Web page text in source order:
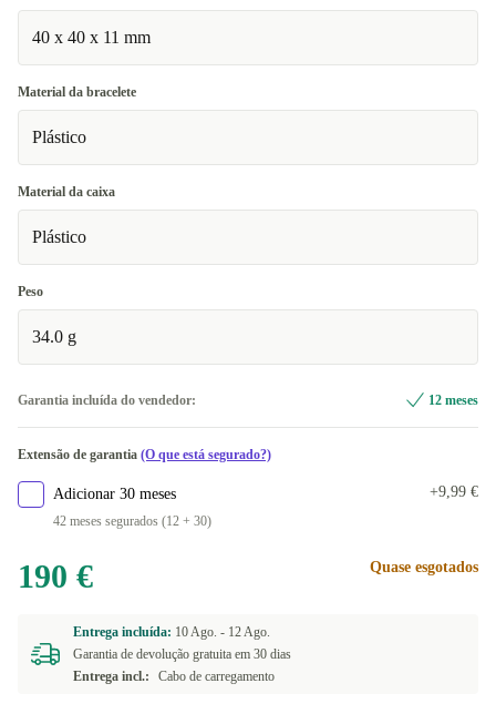
40 x 40 x 11 mm
Material da bracelete
Plástico
Material da caixa
Plástico
Peso
34.0 g
Garantia incluída do vendedor: 12 meses
Extensão de garantia (O que está segurado?)
Adicionar 30 meses
42 meses segurados (12 + 30)
+9,99 €
190 € Quase esgotados
Entrega incluída: 10 Ago. - 12 Ago.
Garantia de devolução gratuita em 30 dias
Entrega incl.:
Cabo de carregamento